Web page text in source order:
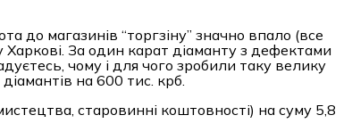
до магазинів “торгзіну” значно впало (все
За один карат діаманту з дефектами
чому і для чого зробили таку велику
на 600 тис. крб.
старовинні коштовності) на суму 5,8